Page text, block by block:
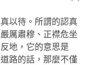
以待。所謂的認真
厲肅穆、正襟危坐
地，它的意思是
路的話，那麼不僅